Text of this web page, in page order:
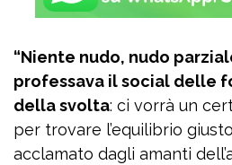
“Niente nudo, nudo
professava il social delle
della svolta: ci vorrà un
per trovare l’equilibrio
acclamato dagli amanti